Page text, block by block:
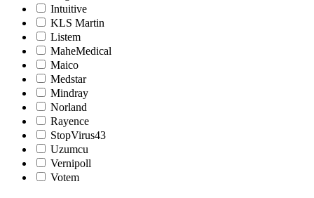
Intuitive
KLS Martin
Listem
MaheMedical
Maico
Medstar
Mindray
Norland
Rayence
StopVirus43
Uzumcu
Vernipoll
Votem